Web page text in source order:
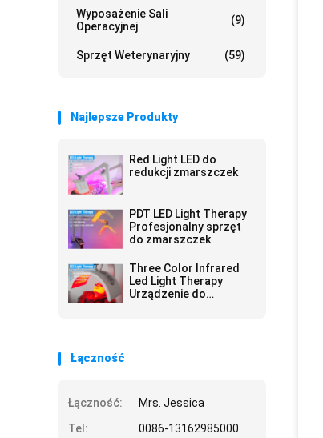
Wyposażenie Sali
Operacyjnej
(9)
Sprzęt Weterynaryjny (59)
Najlepsze Produkty
Red Light LED do
redukcji zmarszczek
PDT LED Light Therapy
Profesjonalny sprzęt
do zmarszczek
Three Color Infrared
Led Light Therapy
Urządzenie do
Łączność
Łączność:
Mrs. Jessica
Tel:
0086-13162985000